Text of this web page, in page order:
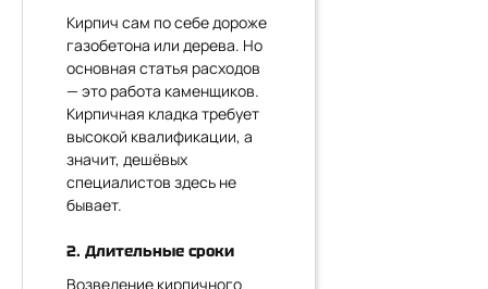
Кирпич сам по себе дороже
газобетона или дерева. Но
основная статья расходов
— это работа каменщиков.
Кирпичная кладка требует
высокой квалификации, а
значит, дешёвых
специалистов здесь не
бывает.
2. Длительные сроки
Возведение кирпичного